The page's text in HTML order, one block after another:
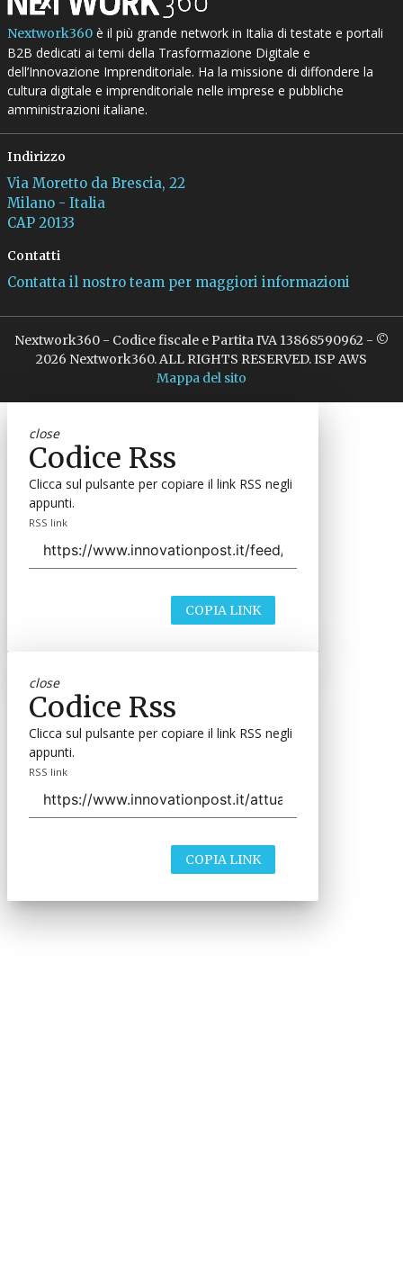
Nextwork360è il più grande network in Italia di testate e portali
B2B dedicati ai temi della Trasformazione Digitale e
dell’Innovazione Imprenditoriale. Ha la missione di diffondere la
cultura digitale e imprenditoriale nelle imprese e pubbliche
amministrazioni italiane.
Indirizzo
Via Moretto da Brescia, 22
Milano - Italia
CAP 20133
Contatti
Contatta il nostro team per maggiori informazioni
Nextwork360 - Codice fiscale e Partita IVA 13868590962 - ©
2026 Nextwork360. ALL RIGHTS RESERVED. ISP AWS
Mappa del sito
close
Codice Rss
Clicca sul pulsante per copiare il link RSS negli
appunti.
RSS link
COPIA LINK
close
Codice Rss
Clicca sul pulsante per copiare il link RSS negli
appunti.
RSS link
COPIA LINK